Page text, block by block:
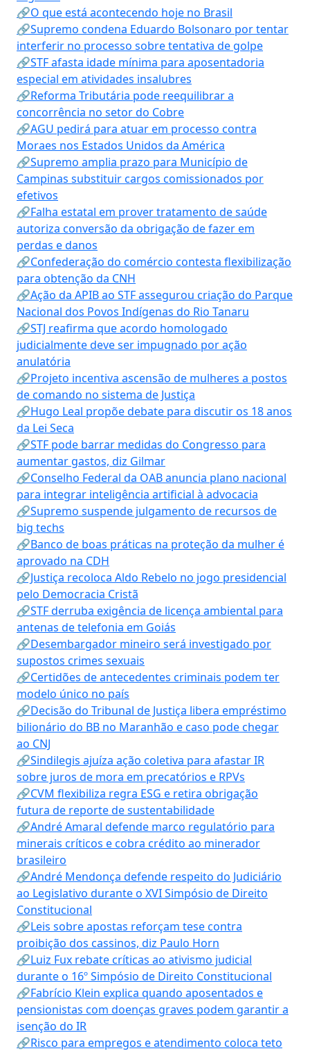
🔗O que está acontecendo hoje no Brasil
🔗Supremo condena Eduardo Bolsonaro por tentar
interferir no processo sobre tentativa de golpe
🔗STF afasta idade mínima para aposentadoria
especial em atividades insalubres
🔗Reforma Tributária pode reequilibrar a
concorrência no setor do Cobre
🔗AGU pedirá para atuar em processo contra
Moraes nos Estados Unidos da América
🔗Supremo amplia prazo para Município de
Campinas substituir cargos comissionados por
efetivos
🔗Falha estatal em prover tratamento de saúde
autoriza conversão da obrigação de fazer em
perdas e danos
🔗Confederação do comércio contesta flexibilização
para obtenção da CNH
🔗Ação da APIB ao STF assegurou criação do Parque
Nacional dos Povos Indígenas do Rio Tanaru
🔗STJ reafirma que acordo homologado
judicialmente deve ser impugnado por ação
anulatória
🔗Projeto incentiva ascensão de mulheres a postos
de comando no sistema de Justiça
🔗Hugo Leal propõe debate para discutir os 18 anos
da Lei Seca
🔗STF pode barrar medidas do Congresso para
aumentar gastos, diz Gilmar
🔗Conselho Federal da OAB anuncia plano nacional
para integrar inteligência artificial à advocacia
🔗Supremo suspende julgamento de recursos de
big techs
🔗Banco de boas práticas na proteção da mulher é
aprovado na CDH
🔗Justiça recoloca Aldo Rebelo no jogo presidencial
pelo Democracia Cristã
🔗STF derruba exigência de licença ambiental para
antenas de telefonia em Goiás
🔗Desembargador mineiro será investigado por
supostos crimes sexuais
🔗Certidões de antecedentes criminais podem ter
modelo único no país
🔗Decisão do Tribunal de Justiça libera empréstimo
bilionário do BB no Maranhão e caso pode chegar
ao CNJ
🔗Sindilegis ajuíza ação coletiva para afastar IR
sobre juros de mora em precatórios e RPVs
🔗CVM flexibiliza regra ESG e retira obrigação
futura de reporte de sustentabilidade
🔗André Amaral defende marco regulatório para
minerais críticos e cobra crédito ao minerador
brasileiro
🔗André Mendonça defende respeito do Judiciário
ao Legislativo durante o XVI Simpósio de Direito
Constitucional
🔗Leis sobre apostas reforçam tese contra
proibição dos cassinos, diz Paulo Horn
🔗Luiz Fux rebate críticas ao ativismo judicial
durante o 16º Simpósio de Direito Constitucional
🔗Fabrício Klein explica quando aposentados e
pensionistas com doenças graves podem garantir a
isenção do IR
🔗Risco para empregos e atendimento coloca teto